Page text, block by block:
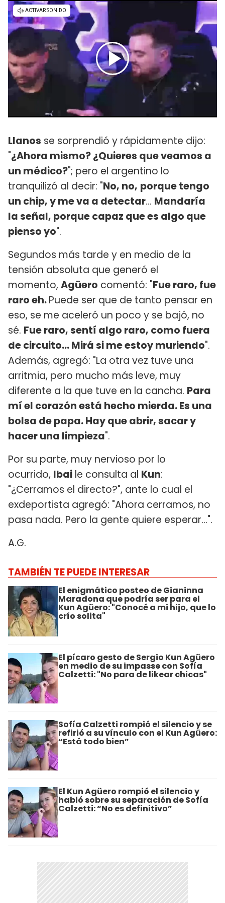
Llanos se sorprendió y rápidamente dijo:
"¿Ahora mismo? ¿Quieres que veamos a
un médico?"; pero el argentino lo
tranquilizó al decir: "No, no, porque tengo
un chip, y me va a detectar... Mandaría
la señal, porque capaz que es algo que
pienso yo".
Segundos más tarde y en medio de la
tensión absoluta que generó el
momento, Agüero comentó: "Fue raro, fue
raro eh.Puede ser que de tanto pensar en
eso, se me aceleró un poco y se bajó, no
sé. Fue raro, sentí algo raro, como fuera
de circuito... Mirá si me estoy muriendo".
Además, agregó: "La otra vez tuve una
arritmia, pero mucho más leve, muy
diferente a la que tuve en la cancha. Para
mí el corazón está hecho mierda. Es una
bolsa de papa. Hay que abrir, sacar y
hacer una limpieza".
Por su parte, muy nervioso por lo
ocurrido, Ibai le consulta al Kun:
"¿Cerramos el directo?", ante lo cual el
exdeportista agregó: "Ahora cerramos, no
pasa nada. Pero la gente quiere esperar...".
A.G.
TAMBIÉN TE PUEDE INTERESAR
El enigmático posteo de Gianinna
Maradona que podría ser para el
Kun Agüero: "Conocé a mi hijo, que lo
crío solita"
El pícaro gesto de Sergio Kun Agüero
en medio de su impasse con Sofía
Calzetti: "No para de likear chicas"
Sofía Calzetti rompió el silencio y se
refirió a su vínculo con el Kun Agüero:
“Está todo bien”
El Kun Agüero rompió el silencio y
habló sobre su separación de Sofía
Calzetti: “No es definitivo”